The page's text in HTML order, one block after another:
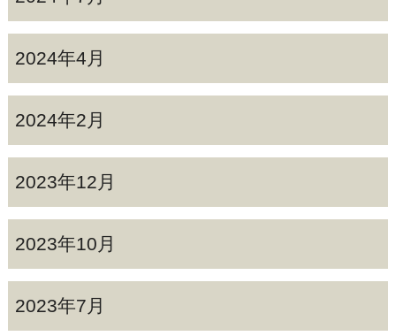
2024年4月
2024年2月
2023年12月
2023年10月
2023年7月